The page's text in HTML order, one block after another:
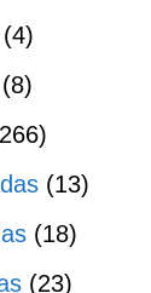
(4)
(8)
(13)
(18)
(23)